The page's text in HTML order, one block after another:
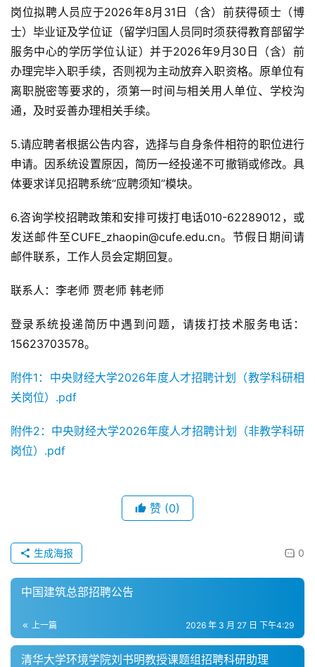
岗位拟聘人员应于2026年8月31日（含）前获得硕士（博
士）毕业证及学位证（留学归国人员同时须获得教育部留学
服务中心的学历学位认证）并于2026年9月30日（含）前
办理完毕入职手续，否则视为主动放弃入职资格。原单位有
离职脱密等要求的，须第一时间与相关用人单位、学校沟
通，及时妥善办理相关手续。
5.请应聘者根据公告内容，选择与自身条件相符的职位进行
申请。因系统设置原因，简历一经投递不可撤销或修改。具
体要求详见招聘系统“应聘须知”模块。
6.咨询学校招聘政策和安排可拨打电话010-62289012，或
发送邮件至CUFE_zhaopin@cufe.edu.cn。节假日期间请
邮件联系，工作人员会定期回复。
联系人：李老师 贾老师 韩老师
登录系统投递简历中遇到问题，请拨打技术服务电话：
15623703578。
附件1：中央财经大学2026年度人才招聘计划（教学科研相
关岗位）.pdf
附件2：中央财经大学2026年度人才招聘计划（非教学科研
岗位）.pdf
赞 (0)
0
生成海报
中国建筑总部招聘公告
上一篇 2026 年 3 月 27 日 下午4:29
清华大学环境学院刘书明教授课题组招聘科研助理